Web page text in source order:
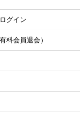
グイン
料会員退会）